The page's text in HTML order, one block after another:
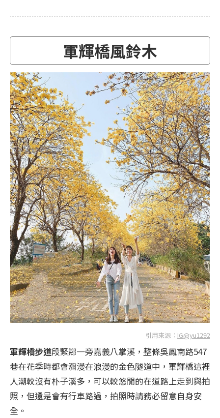
軍輝橋風鈴木
引用來源： IG@yu1292
軍輝橋步道段緊鄰一旁嘉義八掌溪，整條吳鳳南路547
巷在花季時都會瀰漫在浪漫的金色隧道中，軍輝橋這裡
人潮較沒有朴子溪多，可以較悠閒的在道路上走到與拍
照，但還是會有行車路過，拍照時請務必留意自身安
全。